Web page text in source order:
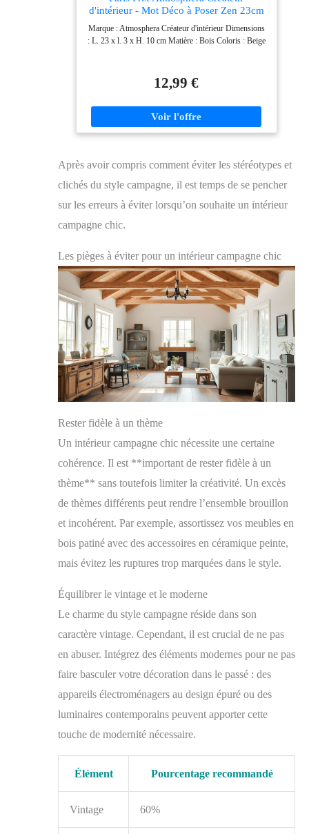
d'intérieur - Mot Déco à Poser Zen 23cm
Naturel
Marque : Atmosphera Créateur d'intérieur Dimensions
: L. 23 x l. 3 x H. 10 cm Matière : Bois Coloris : Beige
12,99 €
Après avoir compris comment éviter les stéréotypes et
clichés du style campagne, il est temps de se pencher
sur les erreurs à éviter lorsqu’on souhaite un intérieur
campagne chic.
Les pièges à éviter pour un intérieur campagne chic
Rester fidèle à un thème
Un intérieur campagne chic nécessite une certaine
cohérence. Il est **important de rester fidèle à un
thème** sans toutefois limiter la créativité. Un excès
de thèmes différents peut rendre l’ensemble brouillon
et incohérent. Par exemple, assortissez vos meubles en
bois patiné avec des accessoires en céramique peinte,
mais évitez les ruptures trop marquées dans le style.
Équilibrer le vintage et le moderne
Le charme du style campagne réside dans son
caractère vintage. Cependant, il est crucial de ne pas
en abuser. Intégrez des éléments modernes pour ne pas
faire basculer votre décoration dans le passé : des
appareils électroménagers au design épuré ou des
luminaires contemporains peuvent apporter cette
touche de modernité nécessaire.
Élément Pourcentage recommandé
Vintage 60%